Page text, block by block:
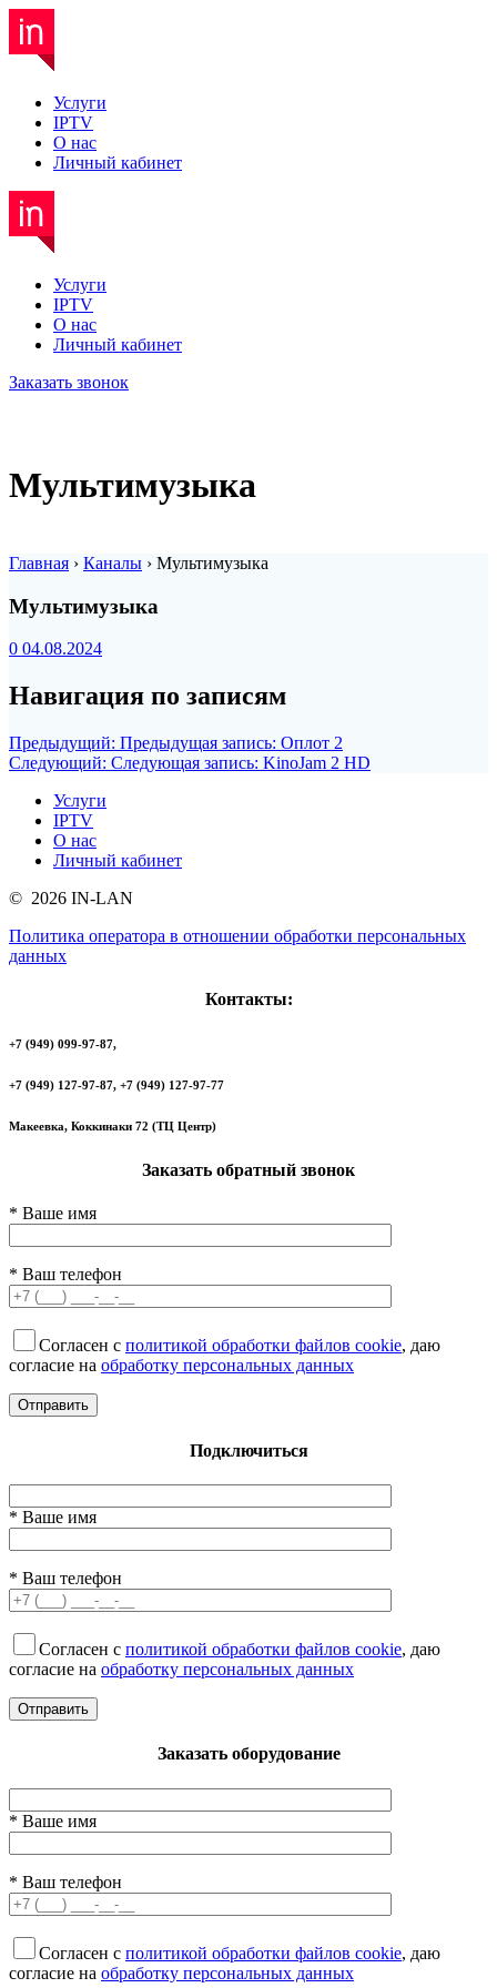
Услуги
IPTV
О нас
Личный кабинет
Услуги
IPTV
О нас
Личный кабинет
Заказать звонок
Мультимузыка
Главная › Каналы › Мультимузыка
Мультимузыка
0 04.08.2024
Навигация по записям
Предыдущий: Предыдущая запись: Оплот 2
Следующий: Следующая запись: KinoJam 2 HD
Услуги
IPTV
О нас
Личный кабинет
© 2026 IN-LAN
Политика оператора в отношении обработки персональных
данных
Контакты:
+7 (949) 099-97-87,
+7 (949) 127-97-87, +7 (949) 127-97-77
Макеевка, Коккинаки 72 (ТЦ Центр)
Заказать обратный звонок
* Ваше имя
* Ваш телефон
Согласен с политикой обработки файлов cookie, даю
согласие на обработку персональных данных
Подключиться
* Ваше имя
* Ваш телефон
Согласен с политикой обработки файлов cookie, даю
согласие на обработку персональных данных
Заказать оборудование
* Ваше имя
* Ваш телефон
Согласен с политикой обработки файлов cookie, даю
согласие на обработку персональных данных